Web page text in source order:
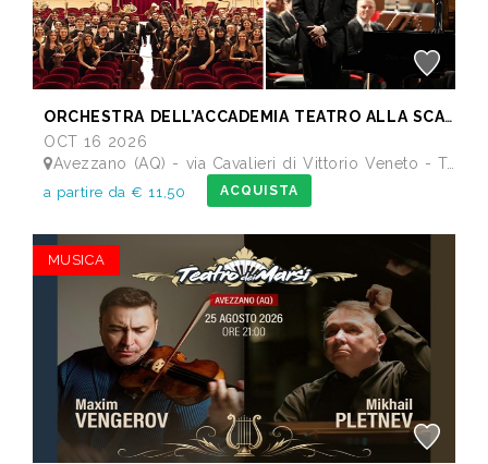
ORCHESTRA DELL’ACCADEMIA TEATRO ALLA SCALA di Milano
OCT 16 2026
Avezzano (AQ) - via Cavalieri di Vittorio Veneto - Teatro dei Marsi
a partire da € 11,50 ACQUISTA
MUSICA